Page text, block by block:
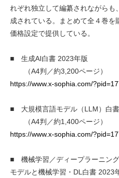
れぞれ独立して編纂されながら
成されている。まとめて全４巻
価格設定で提供している。
■ 生成AI白書 2023年版
（A4判／約3,200ページ）
https://www.x-sophia.com/
■ 大規模言語モデル（LLM）白
（A4判／約1,400ページ）
https://www.x-sophia.com/
■ 機械学習／ディープラーニン
モデルと機械学習・DL白書 2023